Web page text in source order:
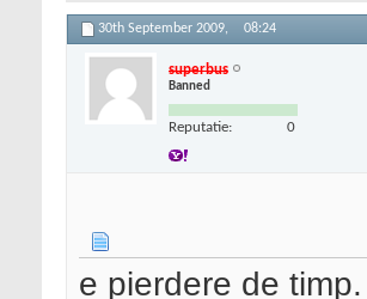
30th September 2009, 08:24
superbus
Banned
Reputatie: 0
e pierdere de timp.